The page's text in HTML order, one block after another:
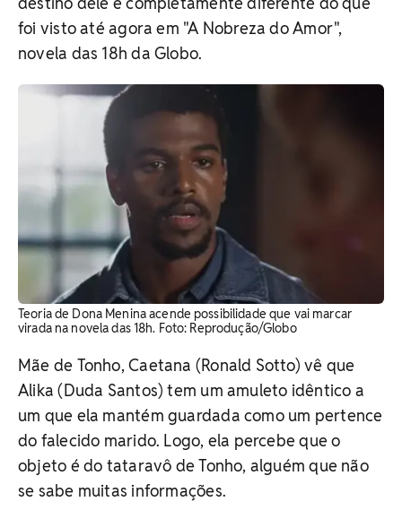
foi visto até agora em "A Nobreza do Amor",
novela das 18h da Globo.
Teoria de Dona Menina acende possibilidade que vai marcar
virada na novela das 18h. Foto: Reprodução/Globo
Mãe de Tonho, Caetana (Ronald Sotto) vê que
Alika (Duda Santos) tem um amuleto idêntico a
um que ela mantém guardada como um pertence
do falecido marido. Logo, ela percebe que o
objeto é do tataravô de Tonho, alguém que não
se sabe muitas informações.